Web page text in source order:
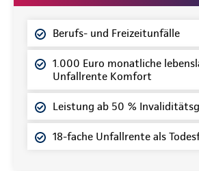
Berufs- und Freizeitunfälle
1.000 Euro monatliche
Unfallrente Komfort
Leistung ab 50 %
18-fache Unfallrente als